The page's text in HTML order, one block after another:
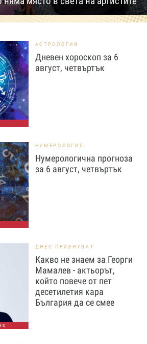
АСТРОЛОГИЯ
Дневен хороскоп за 6
август, четвъртък
НУМЕРОЛОГИЯ
Нумерологична прогноза
за 6 август, четвъртък
ДНЕС ПРАЗНУВАТ
Какво не знаем за Георги
Мамалев - актьорът,
който повече от пет
десетилетия кара
България да се смее